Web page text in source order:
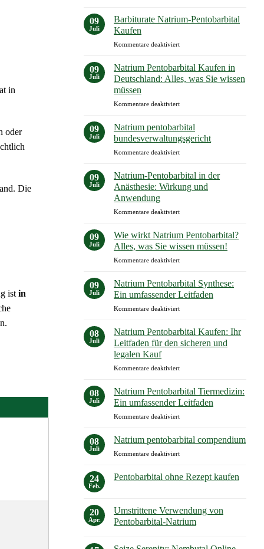
in
oder
Die
ist in
sicheren
Kauf
Kaufen
Apotheke:
Umfassender
für
Sicheren
09
Juli
Barbiturate Natrium-Pentobarbital
Kaufen
Kommentare deaktiviertfür
Natrium-
Pentobarbital
Kaufen
09
Juli
Natrium Pentobarbital Kaufen in
Deutschland: Alles, was Sie wissen
müssen
Kommentare deaktiviertfür
Pentobarbital
Kaufen
in
Deutschland:
was
wissen
09
Juli
Natrium pentobarbital
bundesverwaltungsgericht
Kommentare deaktiviertfür
pentobarbital
bundesverwaltungsgericht
09
Juli
Natrium-Pentobarbital in der
Anästhesie: Wirkung und
Anwendung
Kommentare deaktiviertfür
Pentobarbital
in
der
Anästhesie:
und
Anwendung
09
Juli
Wie wirkt Natrium Pentobarbital?
Alles, was Sie wissen müssen!
Kommentare deaktiviertfür
wirkt
Natrium
Pentobarbital?
Alles,
Sie
wissen
müssen!
09
Juli
Natrium Pentobarbital Synthese:
Ein umfassender Leitfaden
Kommentare deaktiviertfür
Pentobarbital
Synthese:
Ein
Leitfaden
08
Juli
Natrium Pentobarbital Kaufen: Ihr
Leitfaden für den sicheren und
legalen Kauf
Kommentare deaktiviertfür
Pentobarbital
Kaufen:
Ihr
Leitfaden
den
und
Kauf
08
Juli
Natrium Pentobarbital Tiermedizin:
Ein umfassender Leitfaden
Kommentare deaktiviertfür
Pentobarbital
Tiermedizin:
Ein
Leitfaden
08
Juli
Natrium pentobarbital compendium
Kommentare deaktiviertfür
pentobarbital
compendium
24
Feb.
Pentobarbital ohne Rezept kaufen
Pentobarbital
ohne
Rezept
20
Apr.
Umstrittene Verwendung von
Pentobarbital-Natrium